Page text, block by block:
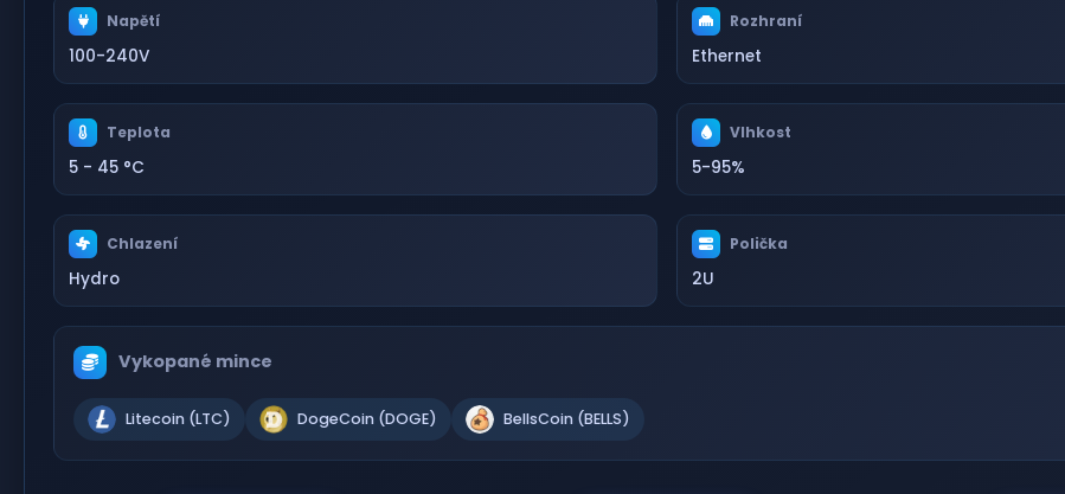
Napětí
100-240V
Rozhraní
Ethernet
Teplota
5 - 45 °C
Vlhkost
5-95%
Chlazení
Hydro
Polička
2U
Vykopané mince
Litecoin (LTC) DogeCoin (DOGE) BellsCoin (BELLS)